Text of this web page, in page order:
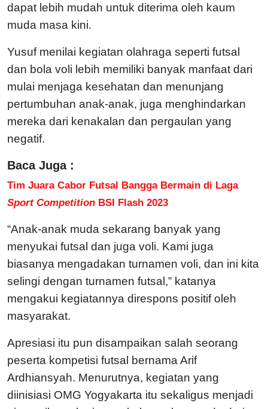
dapat lebih mudah untuk diterima oleh kaum
muda masa kini.
Yusuf menilai kegiatan olahraga seperti futsal
dan bola voli lebih memiliki banyak manfaat dari
mulai menjaga kesehatan dan menunjang
pertumbuhan anak-anak, juga menghindarkan
mereka dari kenakalan dan pergaulan yang
negatif.
Baca Juga :
Tim Juara Cabor Futsal Bangga Bermain di Laga
Sport Competition BSI Flash 2023
“Anak-anak muda sekarang banyak yang
menyukai futsal dan juga voli. Kami juga
biasanya mengadakan turnamen voli, dan ini kita
selingi dengan turnamen futsal,” katanya
mengakui kegiatannya direspons positif oleh
masyarakat.
Apresiasi itu pun disampaikan salah seorang
peserta kompetisi futsal bernama Arif
Ardhiansyah. Menurutnya, kegiatan yang
diinisiasi OMG Yogyakarta itu sekaligus menjadi